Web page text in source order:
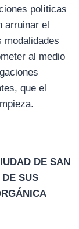
políticas
arruinar el
modalidades
al medio
que el
DE SAN
SUS